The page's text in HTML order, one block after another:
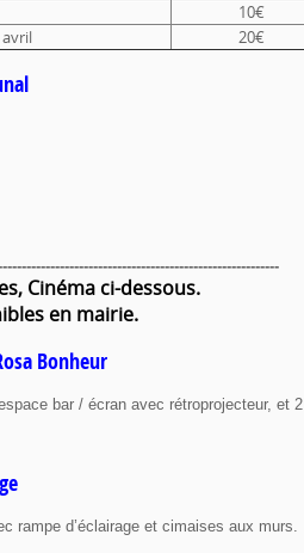
10€
20€
Cinéma ci-dessous.
en mairie.
Bonheur
bar / écran avec rétroprojecteur, et 2
rampe d’éclairage et cimaises aux murs.